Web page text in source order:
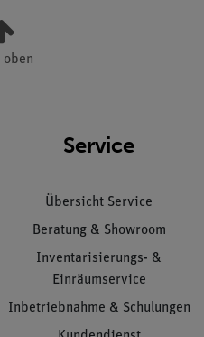
oben
Service
Übersicht Service
Beratung & Showroom
Inventarisierungs- &
Einräumservice
Inbetriebnahme & Schulungen